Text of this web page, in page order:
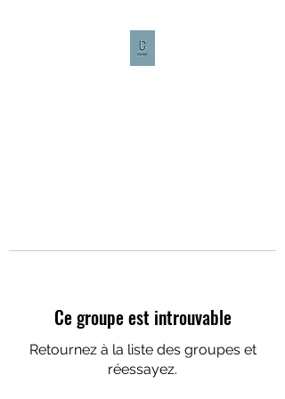
Ce groupe est introuvable
Retournez à la liste des groupes et
réessayez.